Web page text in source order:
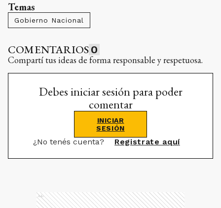
Temas
Gobierno Nacional
COMENTARIOS 0
Compartí tus ideas de forma responsable y respetuosa.
Debes iniciar sesión para poder
comentar
INICIAR
SESIÓN
¿No tenés cuenta? Registrate aquí
Ads